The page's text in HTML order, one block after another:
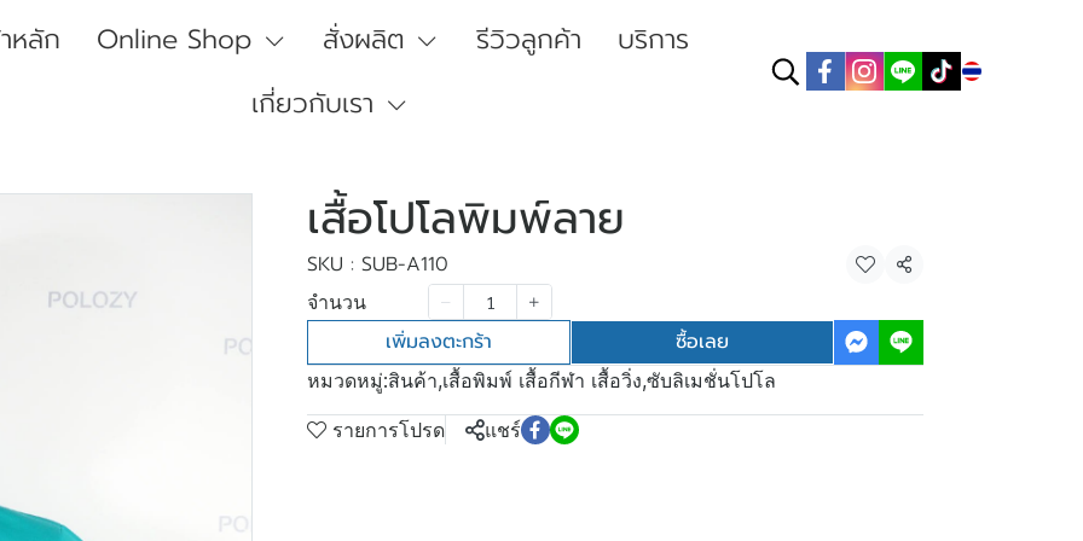
หลัก Online Shop สั่งผลิต รีวิวลูกค้า
บริการ
เกี่ยวกับเรา
เสื้อโปโลพิมพ์ลาย
SKU : SUB-A110 แชร์
จำนวน
เพิ่มลงตะกร้า ซื้อเลย
หมวดหมู่:สินค้า,เสื้อพิมพ์ เสื้อกีฬา เสื้อวิ่ง,ซับลิเมชั่นโปโล
รายการโปรด แชร์